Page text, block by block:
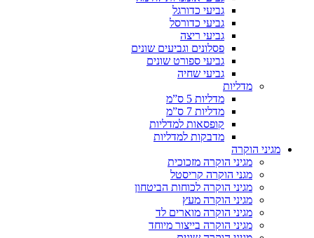
גביעי כדורגל
גביעי כדורסל
גביעי ריצה
פסלונים וגביעים שונים
גביעי ספורט שונים
גביעי שחיה
מדליות
מדליות 5 ס”מ
מדליות 7 ס”מ
קופסאות למדליות
מדבקות למדליות
מגיני הוקרה
מגיני הוקרה מזכוכית
מגני הוקרה קריסטל
מגיני הוקרה לכוחות הביטחון
מגיני הוקרה מעץ
מגיני הוקרה מוארים לד
מגיני הוקרה בייצור מיוחד